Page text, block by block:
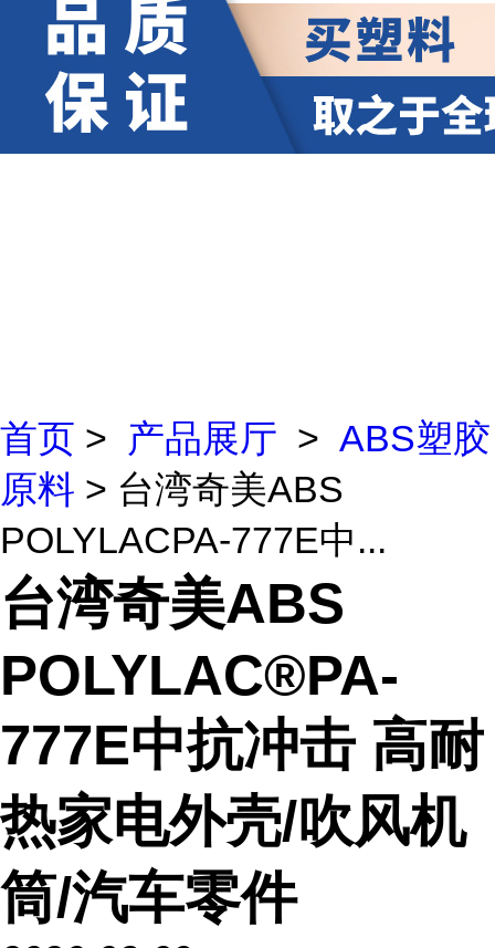
首页 > 产品展厅 > ABS塑胶
原料 > 台湾奇美ABS
POLYLACPA-777E中...
台湾奇美ABS
POLYLAC®PA-
777E中抗冲击 高耐
热家电外壳/吹风机
筒/汽车零件